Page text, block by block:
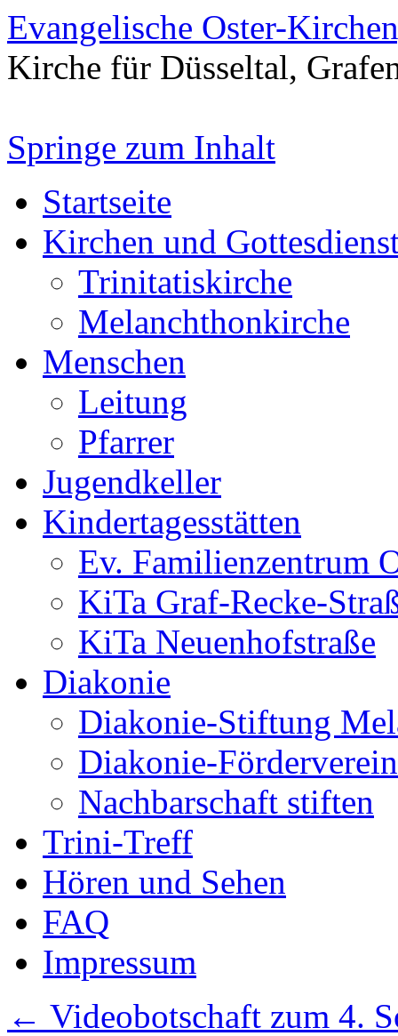
Evangelische Oster-
Kirche für Düsseltal,
Springe zum Inhalt
Startseite
Kirchen und
Trinitatiskirche
Melanchthonkirche
Menschen
Leitung
Pfarrer
Jugendkeller
Kindertagesstätten
Ev. Familienzentrum
KiTa Graf-Recke-
KiTa Neuenhofstraße
Diakonie
Diakonie-Stiftung
Diakonie-
Nachbarschaft stiften
Trini-Treff
Hören und Sehen
FAQ
Impressum
← Videobotschaft zum 4.